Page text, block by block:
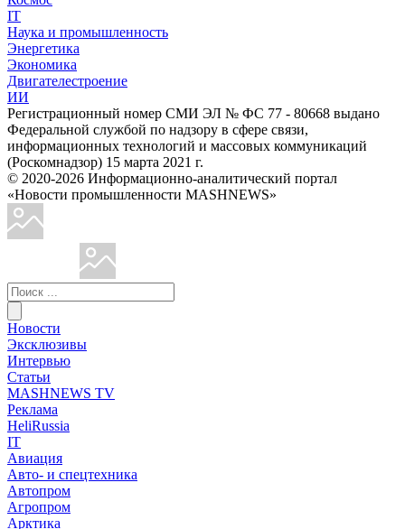
IT
Наука и промышленность
Энергетика
Экономика
Двигателестроение
ИИ
Регистрационный номер СМИ ЭЛ № ФС 77 - 80668 выдано
Федеральной службой по надзору в сфере связи,
информационных технологий и массовых коммуникаций
(Роскомнадзор) 15 марта 2021 г.
© 2020-2026 Информационно-аналитический портал
«Новости промышленности MASHNEWS»
Новости
Эксклюзивы
Интервью
Статьи
MASHNEWS TV
Реклама
HeliRussia
IT
Авиация
Авто- и спецтехника
Автопром
Агропром
Арктика